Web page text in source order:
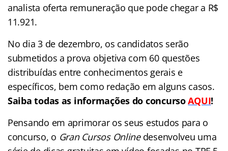
analista oferta remuneração que pode chegar a R$
11.921.
No dia 3 de dezembro, os candidatos serão
submetidos a prova objetiva com 60 questões
distribuídas entre conhecimentos gerais e
específicos, bem como redação em alguns casos.
Saiba todas as informações do concursoAQUI!
Pensando em aprimorar os seus estudos para o
concurso, o Gran Cursos Onlinedesenvolveu uma